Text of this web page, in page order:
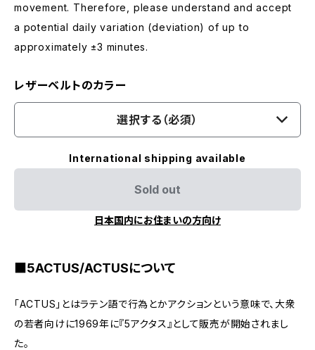
movement. Therefore, please understand and accept
a potential daily variation (deviation) of up to
approximately ±3 minutes.
レザーベルトのカラー
選択する（必須）
International shipping available
Sold out
日本国内にお住まいの方向け
■5ACTUS/ACTUSについて
「ACTUS」とはラテン語で行為とかアクションという意味で、大衆
の若者向けに1969年に『5アクタス』として販売が開始されまし
た。